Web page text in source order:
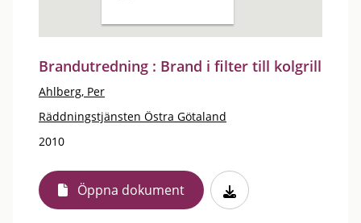
Brandutredning : Brand i filter till kolgrill
Ahlberg, Per
Räddningstjänsten Östra Götaland
2010
Öppna dokument